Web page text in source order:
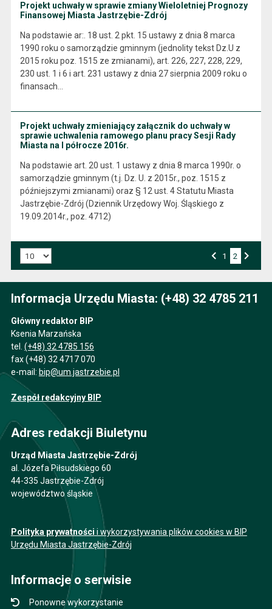
Projekt uchwały w sprawie zmiany Wieloletniej Prognozy
Finansowej Miasta Jastrzębie-Zdrój
Na podstawie ar:. 18 ust. 2 pkt. 15 ustawy z dnia 8 marca
1990 roku o samorządzie gminnym (jednolity tekst Dz.U z
2015 roku poz. 1515 ze zmianami), art. 226, 227, 228, 229,
230 ust. 1 i 6 i art. 231 ustawy z dnia 27 sierpnia 2009 roku o
finansach…
Projekt uchwały zmieniający załącznik do uchwały w
sprawie uchwalenia ramowego planu pracy Sesji Rady
Miasta na I półrocze 2016r.
Na podstawie art. 20 ust. 1 ustawy z dnia 8 marca 1990r. o
samorządzie gminnym (t.j. Dz. U. z 2015r., poz. 1515 z
późniejszymi zmianami) oraz § 12 ust. 4 Statutu Miasta
Jastrzębie-Zdrój (Dziennik Urzędowy Woj. Śląskiego z
19.09.2014r., poz. 4712)
1 2
Informacja Urzędu Miasta: (+48) 32 4785 211
Główny redaktor BIP
Ksenia Marzańska
tel. (+48) 32 4785 156
fax (+48) 32 4717 070
e-mail: bip@um.jastrzebie.pl
Zespół redakcyjny BIP
Adres redakcji Biuletynu
Urząd Miasta Jastrzębie-Zdrój
al. Józefa Piłsudskiego 60
44-335 Jastrzębie-Zdrój
województwo śląskie
Polityka prywatności i wykorzystywania plików cookies w BIP
Urzędu Miasta Jastrzębie-Zdrój
Informacje o serwisie
Ponowne wykorzystanie